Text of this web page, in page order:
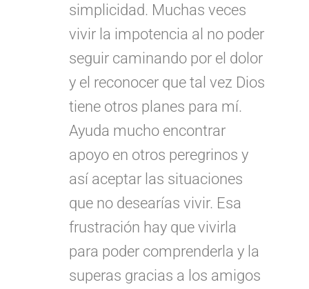
simplicidad. Muchas veces
vivir la impotencia al no poder
seguir caminando por el dolor
y el reconocer que tal vez Dios
tiene otros planes para mí.
Ayuda mucho encontrar
apoyo en otros peregrinos y
así aceptar las situaciones
que no desearías vivir. Esa
frustración hay que vivirla
para poder comprenderla y la
superas gracias a los amigos